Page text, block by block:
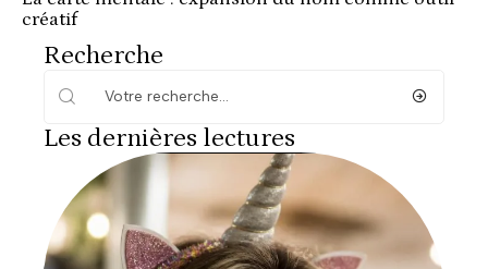
créatif
Recherche
Les dernières lectures